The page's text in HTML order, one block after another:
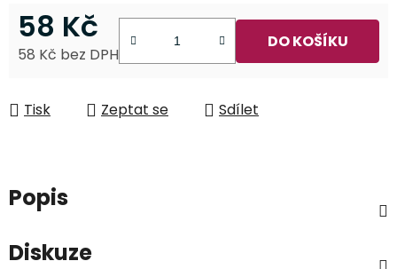
58 Kč
58 Kč bez DPH
DO KOŠÍKU
Tisk Zeptat se Sdílet
Popis
Diskuze